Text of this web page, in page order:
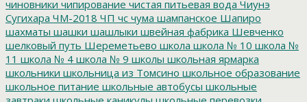
чиновники чипирование чистая питьевая вода Чиунэ
Сугихара ЧМ-2018 ЧП чс чума шампанское Шапиро
шахматы шашки шашлыки швейная фабрика Шевченко
шелковый путь Шереметьево школа школа № 10 школа №
11 школа № 4 школа № 9 школы школьная ярмарка
школьники школьница из Томсино школьное образование
школьное питание школьные автобусы школьные